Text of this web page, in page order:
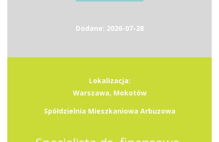
Dodane: 2026-07-28
Lokalizacja:
Warszawa, Mokotów
Spółdzielnia Mieszkaniowa Arbuzowa